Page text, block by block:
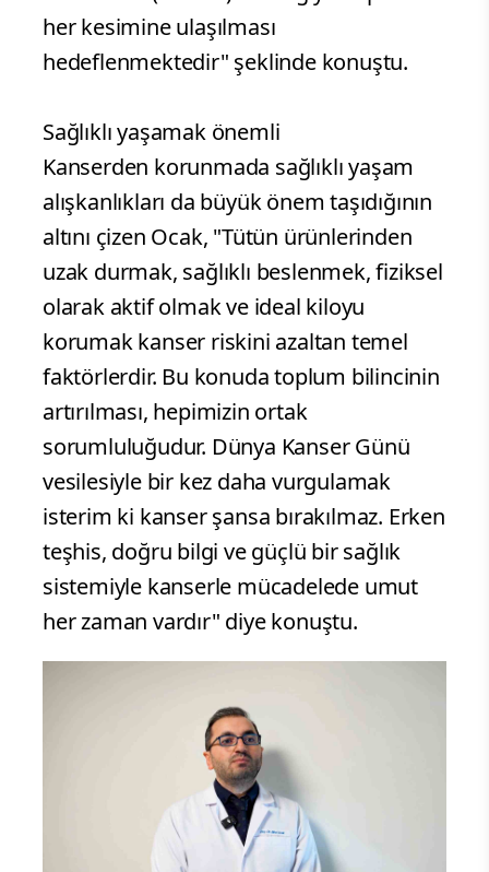
her kesimine ulaşılması
hedeflenmektedir" şeklinde konuştu.
Sağlıklı yaşamak önemli
Kanserden korunmada sağlıklı yaşam
alışkanlıkları da büyük önem taşıdığının
altını çizen Ocak, "Tütün ürünlerinden
uzak durmak, sağlıklı beslenmek, fiziksel
olarak aktif olmak ve ideal kiloyu
korumak kanser riskini azaltan temel
faktörlerdir. Bu konuda toplum bilincinin
artırılması, hepimizin ortak
sorumluluğudur. Dünya Kanser Günü
vesilesiyle bir kez daha vurgulamak
isterim ki kanser şansa bırakılmaz. Erken
teşhis, doğru bilgi ve güçlü bir sağlık
sistemiyle kanserle mücadelede umut
her zaman vardır" diye konuştu.